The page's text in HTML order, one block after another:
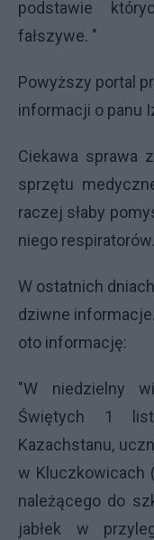
podstawie
fałszywe. "
Powyższy portal
informacji o panu
Ciekawa sprawa
sprzętu
raczej słaby
niego
W ostatnich
dziwne
oto informację:
"W niedzielny
Świętych 1
Kazachstanu,
w Kluczkowicach
należącego do
jabłek w